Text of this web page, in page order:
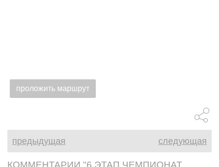
проложить маршрут
предыдущая следующая
КОММЕНТАРИИ "6 ЭТАП ЧЕМПИОНАТ